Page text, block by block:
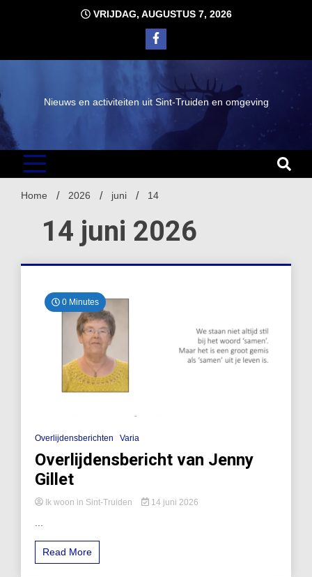
VRIJDAG, AUGUSTUS 7, 2026
Nieuws en activiteiten uit Sint-Truiden en omgeving
Home 2026 juni 14
14 juni 2026
0 Minutes
Overlijdensberichten Varia
Overlijdensbericht van Jenny
Gillet
Ik woon in Sint-Truiden 14 juni 2026
Read More